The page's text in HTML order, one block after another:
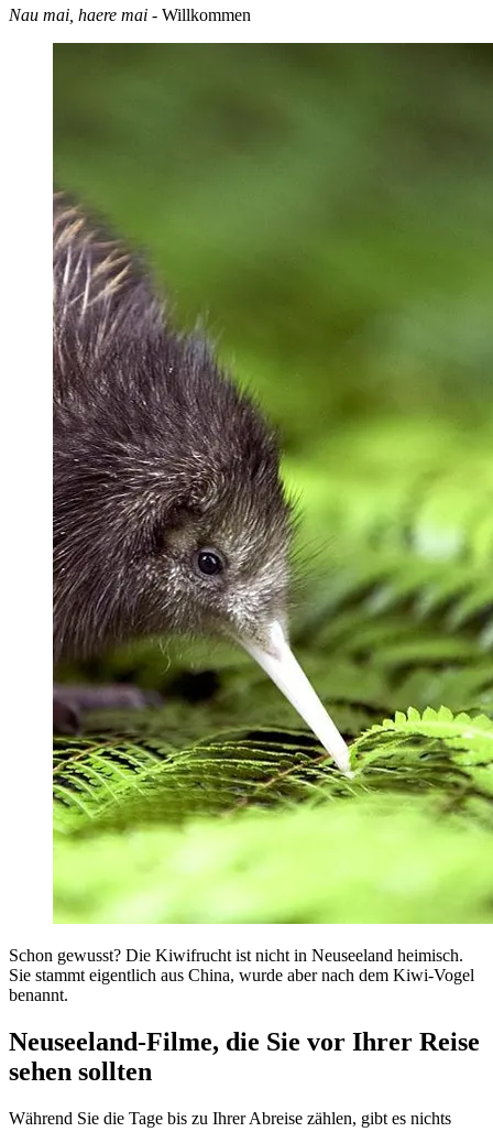
Nau mai, haere mai - Willkommen
Schon gewusst? Die Kiwifrucht ist nicht in Neuseeland heimisch.
Sie stammt eigentlich aus China, wurde aber nach dem Kiwi-Vogel
benannt.
Neuseeland-Filme, die Sie vor Ihrer Reise
sehen sollten
Während Sie die Tage bis zu Ihrer Abreise zählen, gibt es nichts